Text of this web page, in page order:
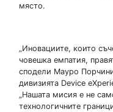
място.
„Иновациите, които
човешка емпатия,
сподели Мауро
дивизията Device
„Нашата мисия е не
технологичните